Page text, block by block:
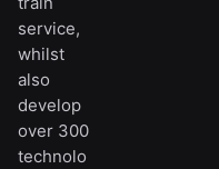
service,
whilst
also
develop
over 300
technolo